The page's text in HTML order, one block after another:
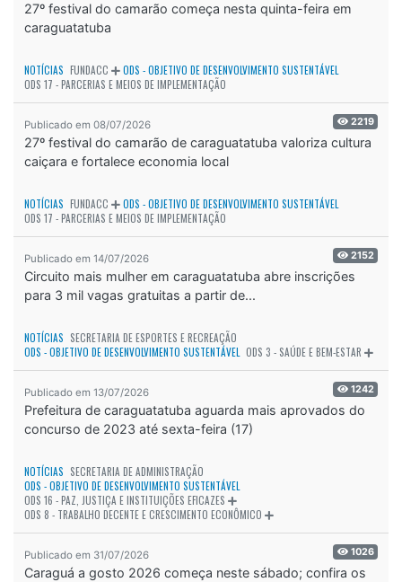
27º festival do camarão começa nesta quinta-feira em
caraguatatuba
NOTÍCIAS FUNDACC
ODS - OBJETIVO DE DESENVOLVIMENTO SUSTENTÁVEL
ODS 17 - PARCERIAS E MEIOS DE IMPLEMENTAÇÃO
Publicado em 08/07/2026 2219
27º festival do camarão de caraguatatuba valoriza cultura
caiçara e fortalece economia local
NOTÍCIAS FUNDACC
ODS - OBJETIVO DE DESENVOLVIMENTO SUSTENTÁVEL
ODS 17 - PARCERIAS E MEIOS DE IMPLEMENTAÇÃO
Publicado em 14/07/2026 2152
Circuito mais mulher em caraguatatuba abre inscrições
para 3 mil vagas gratuitas a partir de...
NOTÍCIAS SECRETARIA DE ESPORTES E RECREAÇÃO
ODS - OBJETIVO DE DESENVOLVIMENTO SUSTENTÁVEL ODS 3 - SAÚDE E BEM-ESTAR
Publicado em 13/07/2026 1242
Prefeitura de caraguatatuba aguarda mais aprovados do
concurso de 2023 até sexta-feira (17)
NOTÍCIAS SECRETARIA DE ADMINISTRAÇÃO
ODS - OBJETIVO DE DESENVOLVIMENTO SUSTENTÁVEL
ODS 16 - PAZ, JUSTIÇA E INSTITUIÇÕES EFICAZES
ODS 8 - TRABALHO DECENTE E CRESCIMENTO ECONÔMICO
Publicado em 31/07/2026 1026
Caraguá a gosto 2026 começa neste sábado; confira os